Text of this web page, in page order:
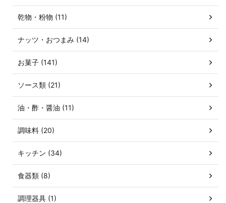
乾物・粉物 (11)
ナッツ・おつまみ (14)
お菓子 (141)
ソース類 (21)
油・酢・醤油 (11)
調味料 (20)
キッチン (34)
食器類 (8)
調理器具 (1)